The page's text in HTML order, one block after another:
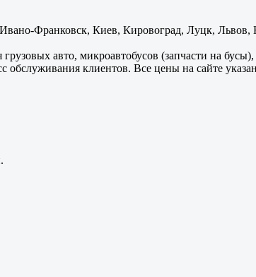
Франковск, Киев, Кировоград, Луцк, Львов,
авто, микроавтобусов (запчасти на
обслуживания клиентов. Все цены на сайте